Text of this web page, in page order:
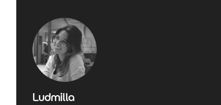
Ludmilla